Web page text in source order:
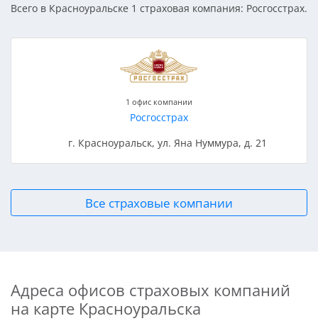
Всего в Красноуральске 1 страховая компания: Росгосстрах.
1 офис компании
Росгосстрах
г. Красноуральск, ул. Яна Нуммура, д. 21
Все страховые компании
Адреса офисов страховых компаний
на карте Красноуральска